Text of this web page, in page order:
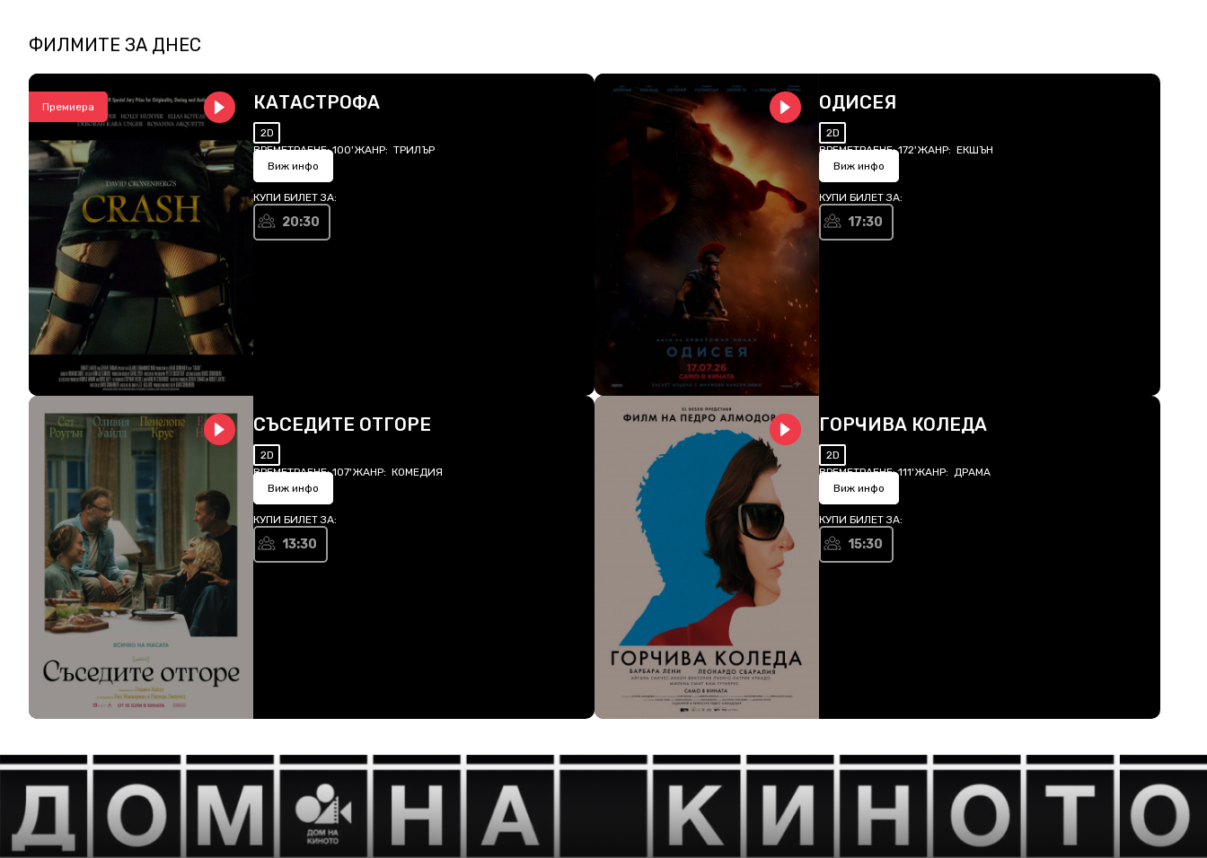
ФИЛМИТЕ ЗА ДНЕС
Премиера КАТАСТРОФА
2D
ВРЕМЕТРАЕНЕ: 100'ЖАНР: ТРИЛЪР
Виж инфо
КУПИ БИЛЕТ ЗА:
20:30
ОДИСЕЯ
2D
ВРЕМЕТРАЕНЕ: 172'ЖАНР: ЕКШЪН
Виж инфо
КУПИ БИЛЕТ ЗА:
17:30
СЪСЕДИТЕ ОТГОРЕ
2D
ВРЕМЕТРАЕНЕ: 107'ЖАНР: КОМЕДИЯ
Виж инфо
КУПИ БИЛЕТ ЗА:
13:30
ГОРЧИВА КОЛЕДА
2D
ВРЕМЕТРАЕНЕ: 111'ЖАНР: ДРАМА
Виж инфо
КУПИ БИЛЕТ ЗА:
15:30